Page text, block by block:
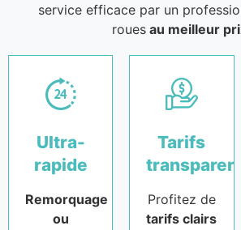
service efficace par un
roues au meilleur
Ultra-
rapide
Remorquage
ou
Tarifs
Profitez de
tarifs clairs